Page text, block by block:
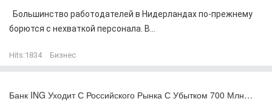
Большинство работодателей в Нидерландах по-прежнему
борются с нехваткой персонала. В...
Hits:1834 Бизнес
Банк ING Уходит С Российского Рынка С Убытком 700 Млн…